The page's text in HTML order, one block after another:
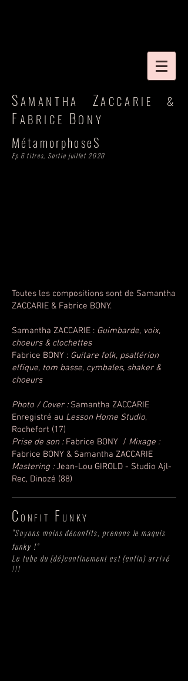
S AMANTHA ZACCARIE &
F ABRICE BONY
MétamorphoseS
Ep 6 titres, Sortie juillet 2020
Toutes les compositions sont de Samantha
ZACCARIE & Fabrice BONY.
Samantha ZACCARIE : Guimbarde, voix,
choeurs & clochettes
Fabrice BONY : Guitare folk, psaltérion
elfique, tom basse, cymbales, shaker &
choeurs
Photo / Cover :Samantha ZACCARIE
Enregistré au Lesson Home Studio,
Rochefort (17)
Prise de son :Fabrice BONY / Mixage :
Fabrice BONY & Samantha ZACCARIE
Mastering :Jean-Lou GIROLD - Studio Ajl-
Rec, Dinozé (88)
CONFIT F UNKY
"Soyons moins déconfits, prenons le maquis
funky !"
Le tube du (dé)confinement est (enfin) arrivé
!!!